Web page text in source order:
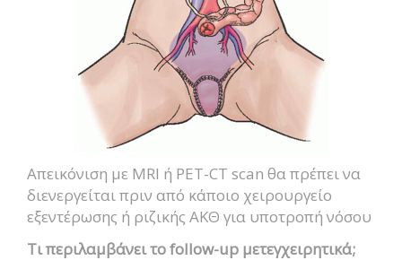
Απεικόνιση με MRI ή PET-CT scan θα πρέπει να
διενεργείται πριν από κάποιο χειρουργείο
εξεντέρωσης ή ριζικής ΑΚΘ για υποτροπή νόσου
Τι περιλαμβάνει το follow-up μετεγχειρητικά;